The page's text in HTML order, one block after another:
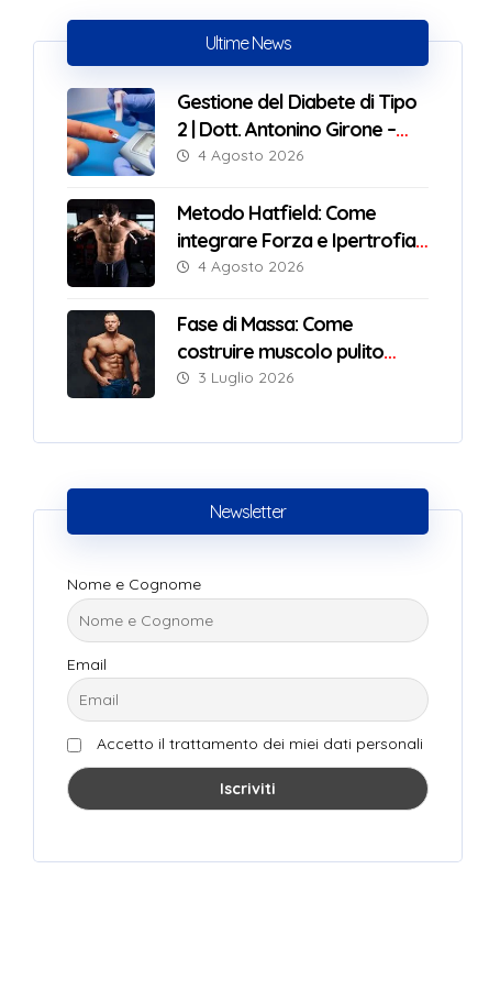
Ultime News
Gestione del Diabete di Tipo
2 | Dott. Antonino Girone –
Nutrizionista Messina
4 Agosto 2026
Metodo Hatfield: Come
integrare Forza e Ipertrofia
con successo
4 Agosto 2026
Fase di Massa: Come
costruire muscolo pulito
senza ingrassare
3 Luglio 2026
Newsletter
Nome e Cognome
Email
Accetto il trattamento dei miei dati personali